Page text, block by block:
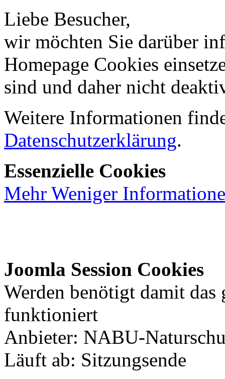
Liebe Besucher,
wir möchten Sie darüber
Homepage Cookies
sind und daher nicht
Weitere Informationen
Datenschutzerklärung.
Essenzielle Cookies
Mehr Weniger
Joomla Session Cookies
Werden benötigt damit
funktioniert
Anbieter: NABU-
Läuft ab: Sitzungsende